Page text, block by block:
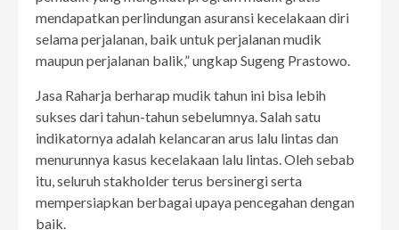
mendapatkan perlindungan asuransi kecelakaan diri
selama perjalanan, baik untuk perjalanan mudik
maupun perjalanan balik,” ungkap Sugeng Prastowo.
Jasa Raharja berharap mudik tahun ini bisa lebih
sukses dari tahun-tahun sebelumnya. Salah satu
indikatornya adalah kelancaran arus lalu lintas dan
menurunnya kasus kecelakaan lalu lintas. Oleh sebab
itu, seluruh stakholder terus bersinergi serta
mempersiapkan berbagai upaya pencegahan dengan
baik.